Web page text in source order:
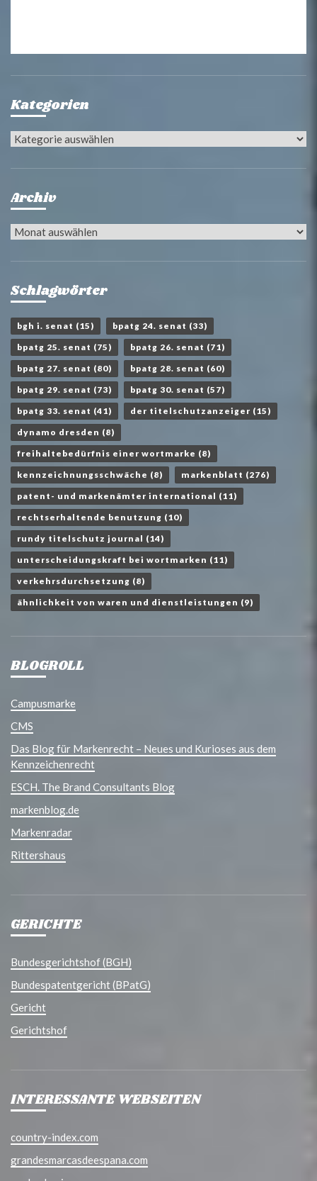
Kategorien
Kategorien
Archiv
Archiv
Schlagwörter
bgh i. senat (15) bpatg 24. senat (33)
bpatg 25. senat (75) bpatg 26. senat (71)
bpatg 27. senat (80) bpatg 28. senat (60)
bpatg 29. senat (73) bpatg 30. senat (57)
bpatg 33. senat (41) der titelschutzanzeiger (15)
dynamo dresden (8)
freihaltebedürfnis einer wortmarke (8)
kennzeichnungsschwäche (8) markenblatt (276)
patent- und markenämter international (11)
rechtserhaltende benutzung (10)
rundy titelschutz journal (14)
unterscheidungskraft bei wortmarken (11)
verkehrsdurchsetzung (8)
ähnlichkeit von waren und dienstleistungen (9)
BLOGROLL
Campusmarke
CMS
Das Blog für Markenrecht – Neues und Kurioses aus dem
Kennzeichenrecht
ESCH. The Brand Consultants Blog
markenblog.de
Markenradar
Rittershaus
GERICHTE
Bundesgerichtshof (BGH)
Bundespatentgericht (BPatG)
Gericht
Gerichtshof
INTERESSANTE WEBSEITEN
country-index.com
grandesmarcasdeespana.com